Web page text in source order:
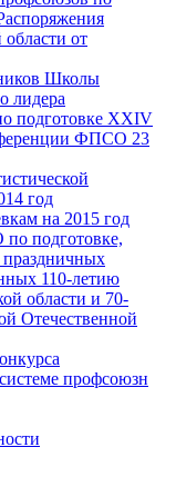
от
Школы
лидера
подготовке XXIV
ФПСО 23
год
на 2015 год
подготовке,
110-летию
области и 70-
Отечественной
профсоюзн